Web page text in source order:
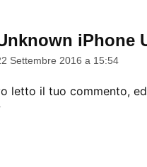
iPhone
Settembre 2016 a 15:54
letto il tuo commento,